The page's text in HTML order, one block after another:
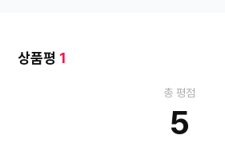
상품평 1
총 평점
5